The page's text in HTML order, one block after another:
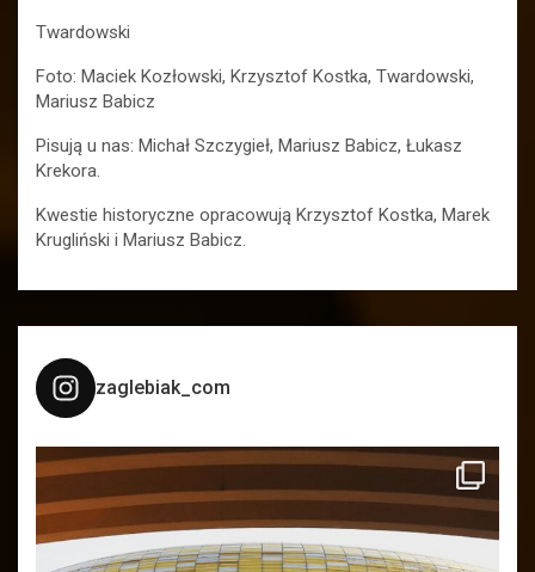
Twardowski
Foto: Maciek Kozłowski, Krzysztof Kostka, Twardowski,
Mariusz Babicz
Pisują u nas: Michał Szczygieł, Mariusz Babicz, Łukasz
Krekora.
Kwestie historyczne opracowują Krzysztof Kostka, Marek
Krugliński i Mariusz Babicz.
zaglebiak_com